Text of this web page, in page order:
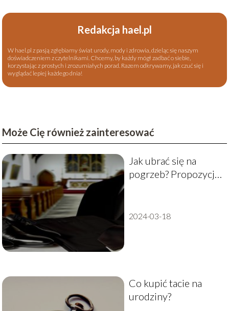
Redakcja hael.pl
W hael.pl z pasją zgłębiamy świat urody, mody i zdrowia, dzieląc się naszym
doświadczeniem z czytelnikami. Chcemy, by każdy mógł zadbać o siebie,
korzystając z prostych i zrozumiałych porad. Razem odkrywamy, jak czuć się i
wyglądać lepiej każdego dnia!
Może Cię również zainteresować
Jak ubrać się na
pogrzeb? Propozycje
2024-03-18
Co kupić tacie na
urodziny?